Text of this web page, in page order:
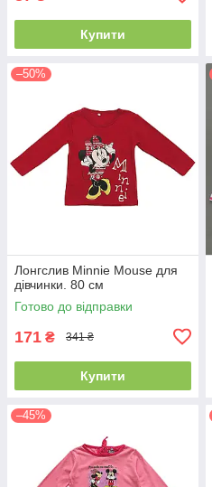
Купити
–50%
Лонгслив Minnie Mouse для
дівчинки. 80 см
Готово до відправки
171 ₴ 341 ₴
Купити
–45%